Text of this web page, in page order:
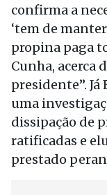
confirma a
‘tem de manter
propina paga
Cunha, acerca
presidente”.
uma
dissipação de
ratificadas e
prestado